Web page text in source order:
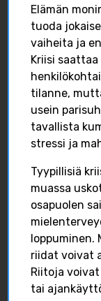
Elämän
tuoda
vaiheita ja
Kriisi
tilanne,
usein
tavallista
stressi ja
Tyypillisiä
muassa
osapuolen
loppuminen.
riidat voivat
Riitoja
tai
Isilleinfo
FACEBOOK